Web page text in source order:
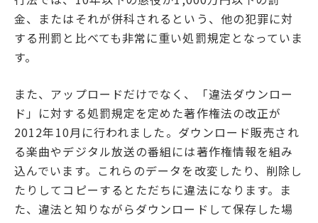
金、またはそれが併科されるという、他の犯罪に対
する刑罰と比べても非常に重い処罰規定となっていま
す。
また、アップロードだけでなく、「違法ダウンロー
ド」に対する処罰規定を定めた著作権法の改正が
2012年10月に行われました。ダウンロード販売され
る楽曲やデジタル放送の番組には著作権情報を組み
込んでいます。これらのデータを改変したり、削除し
たりしてコピーするとただちに違法になります。ま
た、違法と知りながらダウンロードして保存した場